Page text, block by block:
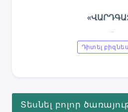
Դիտել
Տեսնել բոլոր